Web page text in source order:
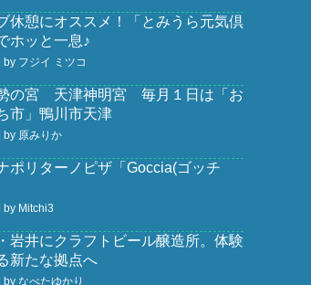
休憩にオススメ！「とみうら元気倶
ホッと一息♪
by フジイ ミツコ
の宮 天津神明宮 毎月１日は「お
市」鴨川市天津
by 原みりか
ポリターノピザ「Goccia(ゴッチ
by Mitchi3
岩井にクラフトビール醸造所。体験
新たな拠点へ
by なべたゆかり